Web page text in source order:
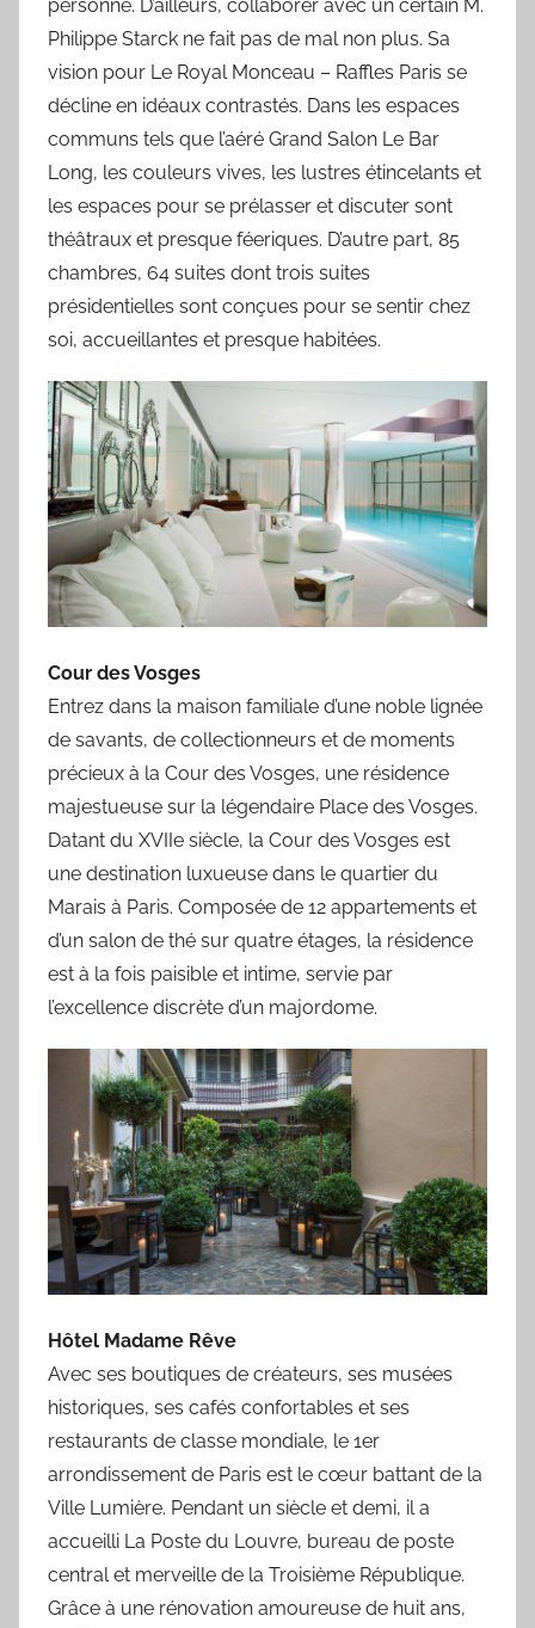
personne. D’ailleurs, collaborer avec un certain M.
Philippe Starck ne fait pas de mal non plus. Sa
vision pour Le Royal Monceau – Raffles Paris se
décline en idéaux contrastés. Dans les espaces
communs tels que l’aéré Grand Salon Le Bar
Long, les couleurs vives, les lustres étincelants et
les espaces pour se prélasser et discuter sont
théâtraux et presque féeriques. D’autre part, 85
chambres, 64 suites dont trois suites
présidentielles sont conçues pour se sentir chez
soi, accueillantes et presque habitées.
Cour des Vosges
Entrez dans la maison familiale d’une noble lignée
de savants, de collectionneurs et de moments
précieux à la Cour des Vosges, une résidence
majestueuse sur la légendaire Place des Vosges.
Datant du XVIIe siècle, la Cour des Vosges est
une destination luxueuse dans le quartier du
Marais à Paris. Composée de 12 appartements et
d’un salon de thé sur quatre étages, la résidence
est à la fois paisible et intime, servie par
l’excellence discrète d’un majordome.
Hôtel Madame Rêve
Avec ses boutiques de créateurs, ses musées
historiques, ses cafés confortables et ses
restaurants de classe mondiale, le 1er
arrondissement de Paris est le cœur battant de la
Ville Lumière. Pendant un siècle et demi, il a
accueilli La Poste du Louvre, bureau de poste
central et merveille de la Troisième République.
Grâce à une rénovation amoureuse de huit ans,